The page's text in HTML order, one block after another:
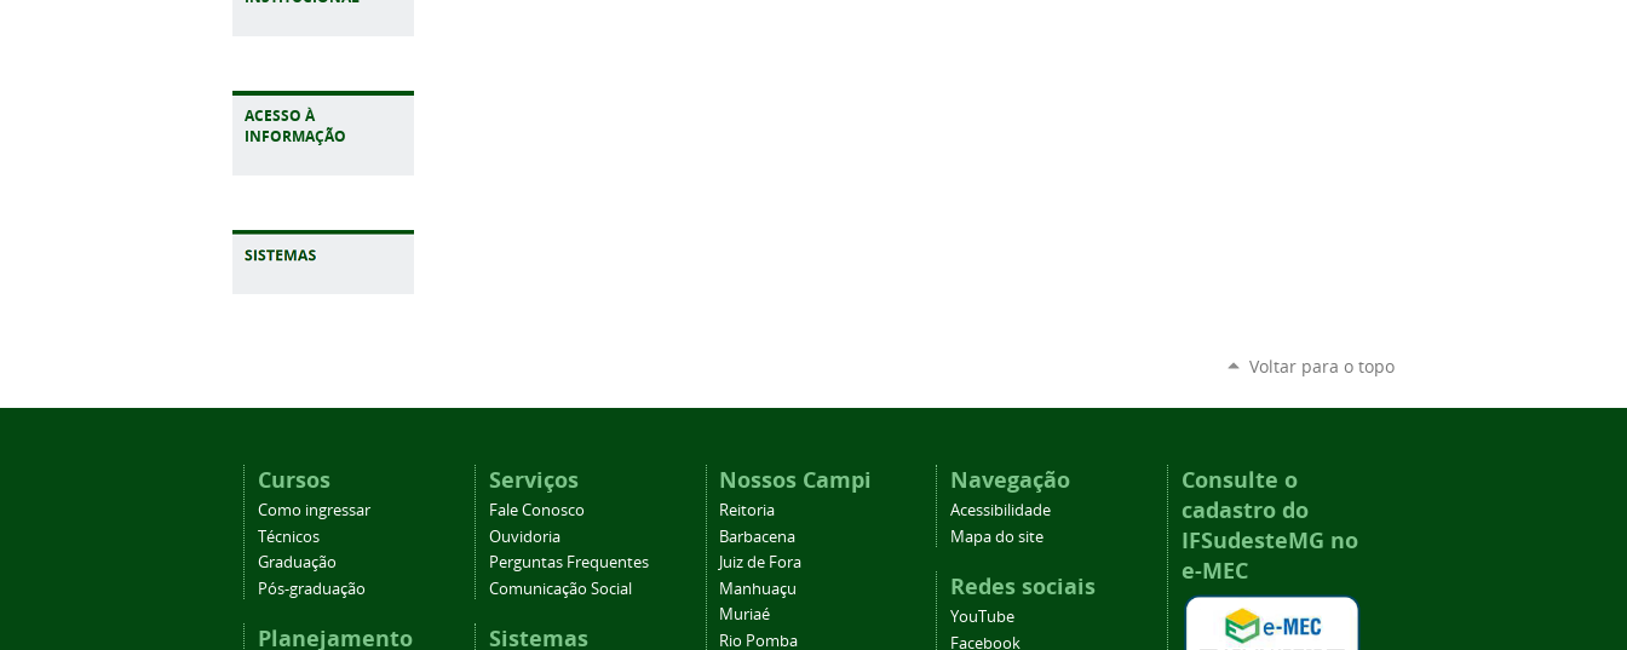
ACESSO À
INFORMAÇÃO
Voltar para o topo
Cursos
Como ingressar
Técnicos
Graduação
Pós-graduação
Planejamento
Serviços
Fale Conosco
Ouvidoria
Perguntas Frequentes
Comunicação Social
Sistemas
Nossos Campi
Reitoria
Barbacena
Juiz de Fora
Manhuaçu
Muriaé
Rio Pomba
Navegação
Acessibilidade
Mapa do site
Redes sociais
YouTube
Facebook
Consulte o
cadastro do
IFSudesteMG no
e-MEC